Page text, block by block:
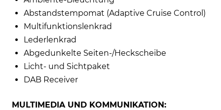
Abstandstempomat (Adaptive Cruise Control)
Multifunktionslenkrad
Lederlenkrad
Abgedunkelte Seiten-/Heckscheibe
Licht- und Sichtpaket
DAB Receiver
MULTIMEDIA UND KOMMUNIKATION: